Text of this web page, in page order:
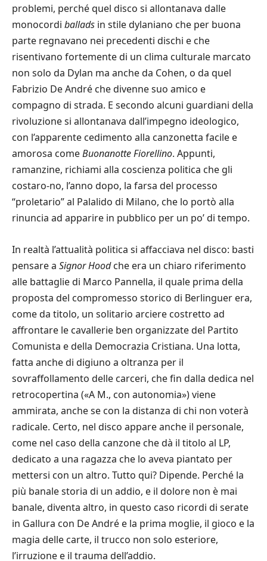
problemi, perché quel disco si allontanava dalle
monocordi ballads in stile dylaniano che per buona
parte regnavano nei precedenti dischi e che
risentivano fortemente di un clima culturale marcato
non solo da Dylan ma anche da Cohen, o da quel
Fabrizio De André che divenne suo amico e
compagno di strada. E secondo alcuni guardiani della
rivoluzione si allontanava dall’impegno ideologico,
con l’apparente cedimento alla canzonetta facile e
amorosa comeBuonanotte Fiorellino. Appunti,
ramanzine, richiami alla coscienza politica che gli
costaro-no, l’anno dopo, la farsa del processo
“proletario” al Palalido di Milano, che lo portò alla
rinuncia ad apparire in pubblico per un po’ di tempo.
In realtà l’attualità politica si affacciava nel disco: basti
pensare a Signor Hoodche era un chiaro riferimento
alle battaglie di Marco Pannella, il quale prima della
proposta del compromesso storico di Berlinguer era,
come da titolo, un solitario arciere costretto ad
affrontare le cavallerie ben organizzate del Partito
Comunista e della Democrazia Cristiana. Una lotta,
fatta anche di digiuno a oltranza per il
sovraffollamento delle carceri, che fin dalla dedica nel
retrocopertina («A M., con autonomia») viene
ammirata, anche se con la distanza di chi non voterà
radicale. Certo, nel disco appare anche il personale,
come nel caso della canzone che dà il titolo al LP,
dedicato a una ragazza che lo aveva piantato per
mettersi con un altro. Tutto qui? Dipende. Perché la
più banale storia di un addio, e il dolore non è mai
banale, diventa altro, in questo caso ricordi di serate
in Gallura con De André e la prima moglie, il gioco e la
magia delle carte, il trucco non solo esteriore,
l’irruzione e il trauma dell’addio.